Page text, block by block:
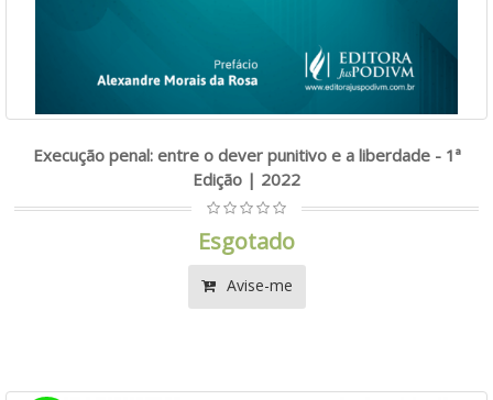
Execução penal: entre o dever punitivo e a liberdade - 1ª
Edição | 2022
Esgotado
Avise-me